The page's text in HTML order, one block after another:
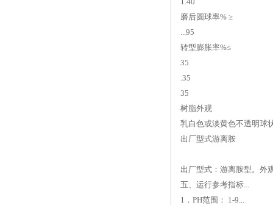
磨后圆球率% ≥
...95
转型膨胀率%≤
35
.35
35
树脂外观
乳白色或淡黄色不透明球
出厂型式游离胺
出厂型式：游离胺型。外
五、运行参考指标...
1．PH范围： 1-9...